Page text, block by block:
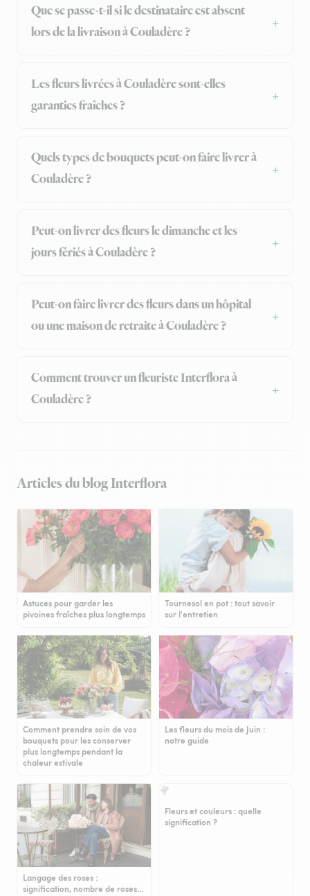
Que se passe-t-il si le destinataire est absent
lors de la livraison à Couladère ?
Les fleurs livrées à Couladère sont-elles
garanties fraîches ?
Quels types de bouquets peut-on faire livrer à
Couladère ?
Peut-on livrer des fleurs le dimanche et les
jours fériés à Couladère ?
Peut-on faire livrer des fleurs dans un hôpital
ou une maison de retraite à Couladère ?
Comment trouver un fleuriste Interflora à
Couladère ?
Articles du blog Interflora
Astuces pour garder les
pivoines fraîches plus longtemps
Tournesol en pot : tout savoir
sur l'entretien
Comment prendre soin de vos
bouquets pour les conserver
plus longtemps pendant la
chaleur estivale
Les fleurs du mois de Juin :
notre guide
Langage des roses :
signification, nombre de roses…
Fleurs et couleurs : quelle
signification ?